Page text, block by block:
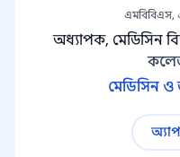
এমবিবিএস,
অধ্যাপক, মেডিসিন
মেডিসিন ও